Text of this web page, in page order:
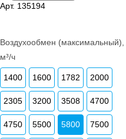
Арт. 135194
Воздухообмен (максимальный),
м³/ч
1400 1600 1782 2000
2305 3200 3508 4700
4750 5500 5800 7500